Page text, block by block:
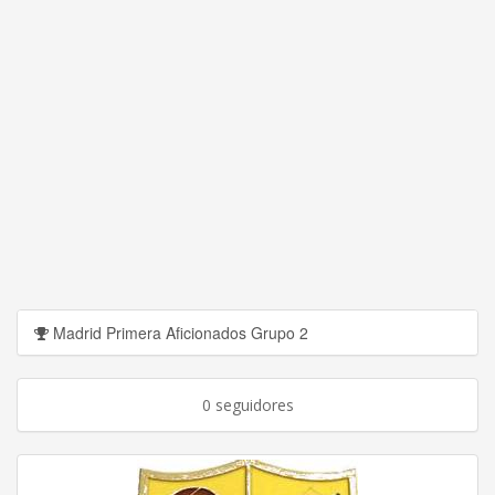
Madrid Primera Aficionados Grupo 2
0 seguidores